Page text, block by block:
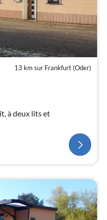
13 km sur Frankfurt (Oder)
à deux lits et